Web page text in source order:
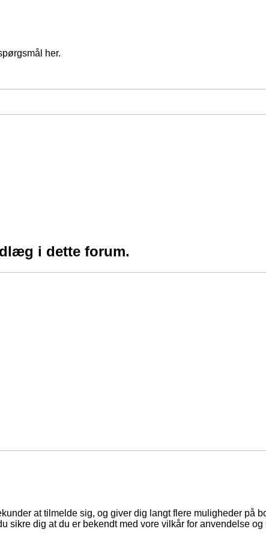
her.
i dette forum.
at tilmelde sig, og giver dig langt flere muligheder på
sikre dig at du er bekendt med vore vilkår for anvendelse